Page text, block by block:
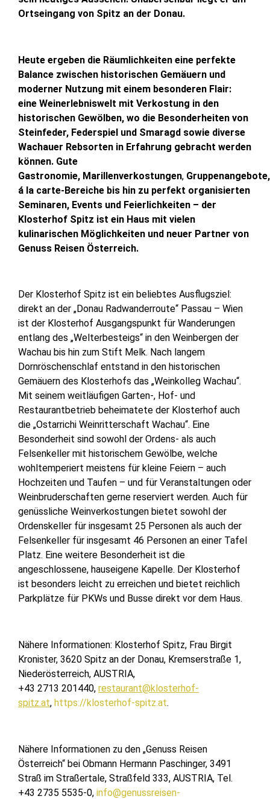
Ortseingang von Spitz an der Donau.
Heute ergeben die Räumlichkeiten eine perfekte
Balance zwischen historischen Gemäuern und
moderner Nutzung mit einem besonderen Flair:
eine Weinerlebniswelt mit Verkostung in den
historischen Gewölben, wo die Besonderheiten von
Steinfeder, Federspiel und Smaragd sowie diverse
Wachauer Rebsorten in Erfahrung gebracht werden
können. Gute
Gastronomie, Marillenverkostungen, Gruppenangebote,
á la carte-Bereiche bis hin zu perfekt organisierten
Seminaren, Events und Feierlichkeiten – der
Klosterhof Spitz ist ein Haus mit vielen
kulinarischen Möglichkeiten und neuer Partner von
Genuss Reisen Österreich.
Der Klosterhof Spitz ist ein beliebtes Ausflugsziel:
direkt an der „Donau Radwanderroute“ Passau – Wien
ist der Klosterhof Ausgangspunkt für Wanderungen
entlang des „Welterbesteigs“ in den Weinbergen der
Wachau bis hin zum Stift Melk. Nach langem
Dornröschenschlaf entstand in den historischen
Gemäuern des Klosterhofs das „Weinkolleg Wachau“.
Mit seinem weitläufigen Garten-, Hof- und
Restaurantbetrieb beheimatete der Klosterhof auch
die „Ostarrichi Weinritterschaft Wachau“. Eine
Besonderheit sind sowohl der Ordens- als auch
Felsenkeller mit historischem Gewölbe, welche
wohltemperiert meistens für kleine Feiern – auch
Hochzeiten und Taufen – und für Veranstaltungen oder
Weinbruderschaften gerne reserviert werden. Auch für
genüssliche Weinverkostungen bietet sowohl der
Ordenskeller für insgesamt 25 Personen als auch der
Felsenkeller für insgesamt 46 Personen an einer Tafel
Platz. Eine weitere Besonderheit ist die
angeschlossene, hauseigene Kapelle. Der Klosterhof
ist besonders leicht zu erreichen und bietet reichlich
Parkplätze für PKWs und Busse direkt vor dem Haus.
Nähere Informationen: Klosterhof Spitz, Frau Birgit
Kronister, 3620 Spitz an der Donau, Kremserstraße 1,
Niederösterreich, AUSTRIA,
+43 2713 201440, restaurant@klosterhof-
spitz.at, https://klosterhof-spitz.at.
Nähere Informationen zu den „Genuss Reisen
Österreich“ bei Obmann Hermann Paschinger, 3491
Straß im Straßertale, Straßfeld 333, AUSTRIA, Tel.
+43 2735 5535-0, info@genussreisen-